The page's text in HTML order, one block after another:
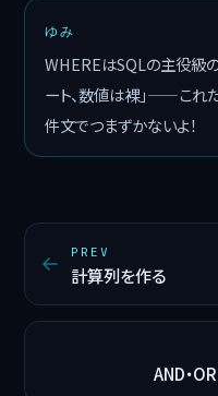
ゆみ
WHEREはSQLの主役級
ート、数値は裸」——これ
件文でつまずかないよ！
PREV
計算列を作る
AND・